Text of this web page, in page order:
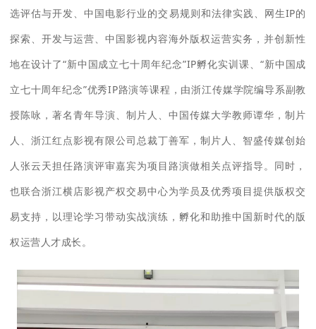
选评估与开发、中国电影行业的交易规则和法律实践、网生IP的
探索、开发与运营、中国影视内容海外版权运营实务，并创新性
地在设计了“新中国成立七十周年纪念”IP孵化实训课、“新中国成
立七十周年纪念”优秀IP路演等课程，由浙江传媒学院编导系副教
授陈咏，著名青年导演、制片人、中国传媒大学教师谭华，制片
人、浙江红点影视有限公司总裁丁善军，制片人、智盛传媒创始
人张云天担任路演评审嘉宾为项目路演做相关点评指导。同时，
也联合浙江横店影视产权交易中心为学员及优秀项目提供版权交
易支持，以理论学习带动实战演练，孵化和助推中国新时代的版
权运营人才成长。